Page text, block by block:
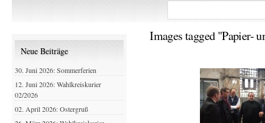
Images tagged "Papier-
Neue Beiträge
30. Juni 2026: Sommerferien
12. Juni 2026: Wahlkreiskurier
02/2026
02. April 2026: Ostergruß